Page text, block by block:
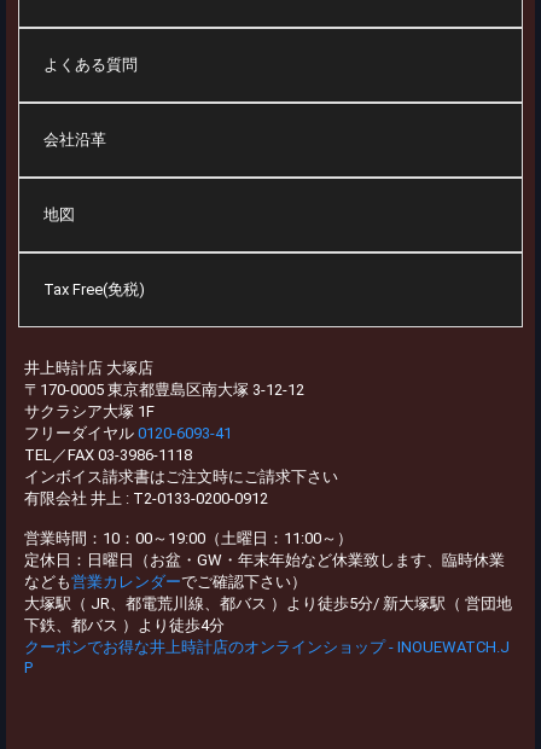
よくある質問
会社沿革
地図
Tax Free(免税)
井上時計店 大塚店
〒170-0005 東京都豊島区南大塚 3-12-12
サクラシア大塚 1F
フリーダイヤル 0120-6093-41
TEL／FAX 03-3986-1118
インボイス請求書はご注文時にご請求下さい
有限会社 井上 : T2-0133-0200-0912
営業時間：10：00～19:00（土曜日：11:00～）
定休日：日曜日（お盆・GW・年末年始など休業致します、臨時休業
なども営業カレンダーでご確認下さい）
大塚駅（ JR、都電荒川線、都バス ）より徒歩5分/ 新大塚駅（ 営団地
下鉄、都バス ）より徒歩4分
クーポンでお得な井上時計店のオンラインショップ - INOUEWATCH.J
P